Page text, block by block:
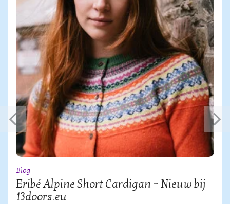
Blog
Eribé Alpine Short Cardigan – Nieuw bij
13doors.eu